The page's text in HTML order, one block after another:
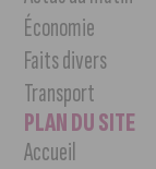
Économie
Faits divers
Transport
PLAN DU SITE
Accueil